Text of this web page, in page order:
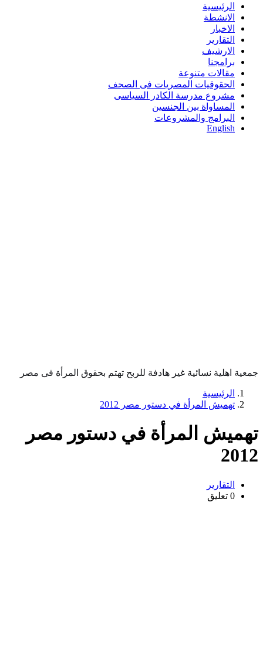
الرئيسية
الانشطة
الاخبار
التقارير
الارشيف
برامجنا
مقالات متنوعة
الحقوقيات المصريات فى الصحف
مشروع مدرسة الكادر السياسى
المساواة بين الجنسين
البرامج والمشروعات
English
اهلية نسائية غير هادفة للربح تهتم بحقوق المرأة فى مصر
الرئيسية
تهميش المرأة في دستور مصر 2012
المرأة في دستور مصر
التقارير